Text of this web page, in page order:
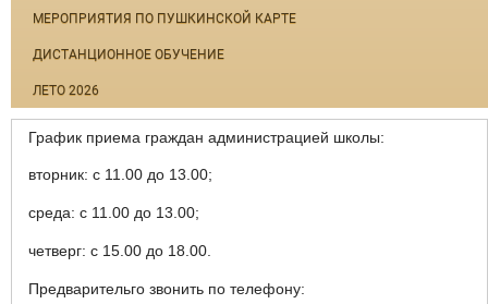
МЕРОПРИЯТИЯ ПО ПУШКИНСКОЙ КАРТЕ
ДИСТАНЦИОННОЕ ОБУЧЕНИЕ
ЛЕТО 2026
График приема граждан администрацией школы:
вторник: с 11.00 до 13.00;
среда: с 11.00 до 13.00;
четверг: с 15.00 до 18.00.
Предварительго звонить по телефону: